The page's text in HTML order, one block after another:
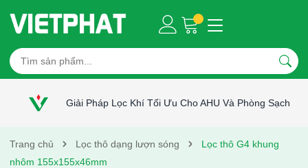
Giải Pháp Lọc Khí Tối Ưu Cho AHU Và Phòng Sạch
Trang chủ Lọc thô dạng lượn sóng
Lọc thô G4 khung
nhôm 155x155x46mm